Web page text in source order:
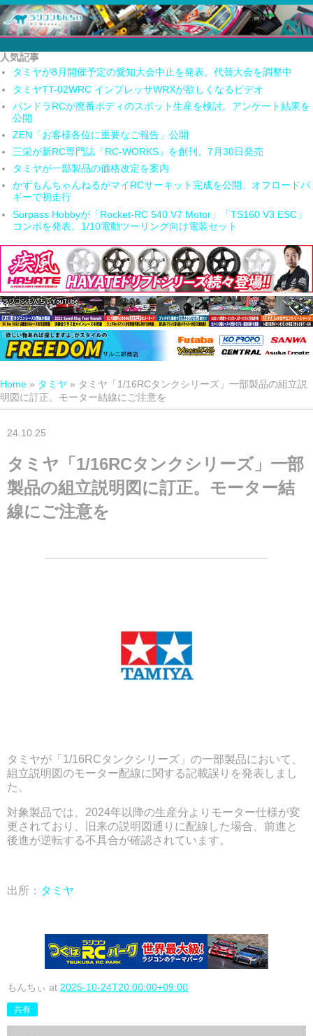
人気記事
タミヤが8月開催予定の愛知大会中止を発表。代替大会を調整中
タミヤTT-02WRC インプレッサWRXが欲しくなるビデオ
パンドラRCが廃番ボディのスポット生産を検討。アンケート結果を
公開
ZEN「お客様各位に重要なご報告」公開
三栄が新RC専門誌「RC-WORKS」を創刊。7月30日発売
タミヤが一部製品の価格改定を案内
かずもんちゃんねるがマイRCサーキット完成を公開。オフロードバ
ギーで初走行
Surpass Hobbyが「Rocket-RC 540 V7 Motor」「TS160 V3 ESC」
コンボを発表。1/10電動ツーリング向け電装セット
Home » タミヤ » タミヤ「1/16RCタンクシリーズ」一部製品の組立説
明図に訂正。モーター結線にご注意を
24.10.25
タミヤ「1/16RCタンクシリーズ」一部
製品の組立説明図に訂正。モーター結
線にご注意を
タミヤが「1/16RCタンクシリーズ」の一部製品において、
組立説明図のモーター配線に関する記載誤りを発表しまし
た。
対象製品では、2024年以降の生産分よりモーター仕様が変
更されており、旧来の説明図通りに配線した場合、前進と
後進が逆転する不具合が確認されています。
出所： タミヤ
もんちぃ at 2025-10-24T20:00:00+09:00
共有